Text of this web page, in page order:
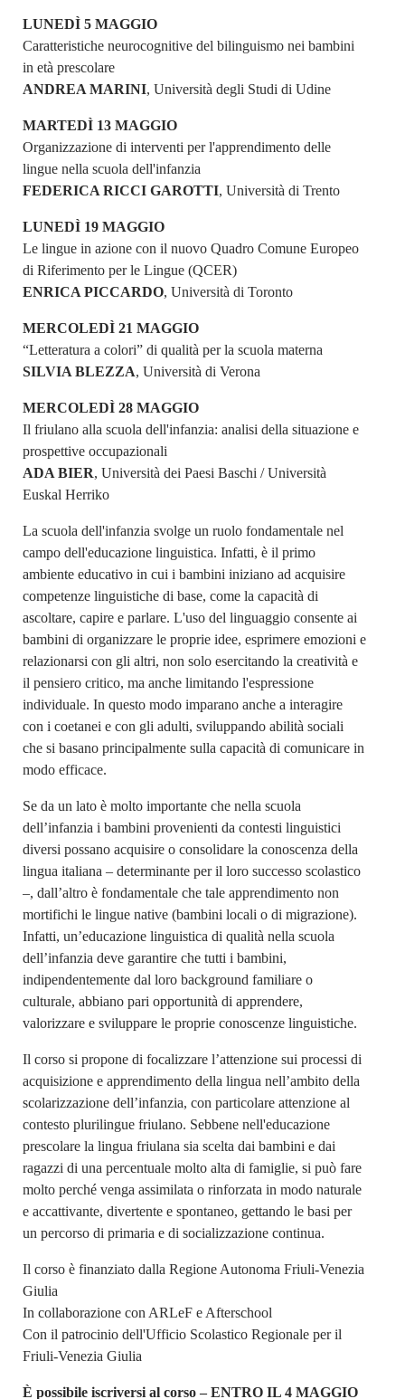
LUNEDÌ 5 MAGGIO
Caratteristiche neurocognitive del bilinguismo nei bambini
in età prescolare
ANDREA MARINI, Università degli Studi di Udine
MARTEDÌ 13 MAGGIO
Organizzazione di interventi per l'apprendimento delle
lingue nella scuola dell'infanzia
FEDERICA RICCI GAROTTI, Università di Trento
LUNEDÌ 19 MAGGIO
Le lingue in azione con il nuovo Quadro Comune Europeo
di Riferimento per le Lingue (QCER)
ENRICA PICCARDO, Università di Toronto
MERCOLEDÌ 21 MAGGIO
“Letteratura a colori” di qualità per la scuola materna
SILVIA BLEZZA, Università di Verona
MERCOLEDÌ 28 MAGGIO
Il friulano alla scuola dell'infanzia: analisi della situazione e
prospettive occupazionali
ADA BIER, Università dei Paesi Baschi / Università
Euskal Herriko
La scuola dell'infanzia svolge un ruolo fondamentale nel
campo dell'educazione linguistica. Infatti, è il primo
ambiente educativo in cui i bambini iniziano ad acquisire
competenze linguistiche di base, come la capacità di
ascoltare, capire e parlare. L'uso del linguaggio consente ai
bambini di organizzare le proprie idee, esprimere emozioni e
relazionarsi con gli altri, non solo esercitando la creatività e
il pensiero critico, ma anche limitando l'espressione
individuale. In questo modo imparano anche a interagire
con i coetanei e con gli adulti, sviluppando abilità sociali
che si basano principalmente sulla capacità di comunicare in
modo efficace.
Se da un lato è molto importante che nella scuola
dell’infanzia i bambini provenienti da contesti linguistici
diversi possano acquisire o consolidare la conoscenza della
lingua italiana – determinante per il loro successo scolastico
–, dall’altro è fondamentale che tale apprendimento non
mortifichi le lingue native (bambini locali o di migrazione).
Infatti, un’educazione linguistica di qualità nella scuola
dell’infanzia deve garantire che tutti i bambini,
indipendentemente dal loro background familiare o
culturale, abbiano pari opportunità di apprendere,
valorizzare e sviluppare le proprie conoscenze linguistiche.
Il corso si propone di focalizzare l’attenzione sui processi di
acquisizione e apprendimento della lingua nell’ambito della
scolarizzazione dell’infanzia, con particolare attenzione al
contesto plurilingue friulano. Sebbene nell'educazione
prescolare la lingua friulana sia scelta dai bambini e dai
ragazzi di una percentuale molto alta di famiglie, si può fare
molto perché venga assimilata o rinforzata in modo naturale
e accattivante, divertente e spontaneo, gettando le basi per
un percorso di primaria e di socializzazione continua.
Il corso è finanziato dalla Regione Autonoma Friuli-Venezia
Giulia
In collaborazione con ARLeF e Afterschool
Con il patrocinio dell'Ufficio Scolastico Regionale per il
Friuli-Venezia Giulia
È possibile iscriversi al corso – ENTRO IL 4 MAGGIO